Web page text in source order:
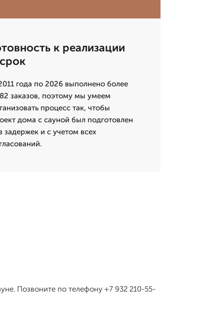
к реализации
года по 2026 выполнено более
заказов, поэтому мы умеем
процесс так, чтобы
дома с сауной был подготовлен
задержек и с учетом всех
Позвоните по телефону +7 932 210-55-